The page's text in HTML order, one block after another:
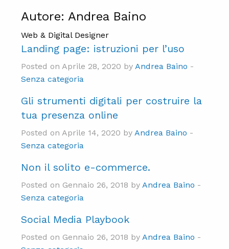
Autore:Andrea Baino
Web & Digital Designer
Landing page: istruzioni per l’uso
Posted on Aprile 28, 2020 byAndrea Baino -
Senza categoria
Gli strumenti digitali per costruire la
tua presenza online
Posted on Aprile 14, 2020 byAndrea Baino -
Senza categoria
Non il solito e-commerce.
Posted on Gennaio 26, 2018 byAndrea Baino -
Senza categoria
Social Media Playbook
Posted on Gennaio 26, 2018 byAndrea Baino -